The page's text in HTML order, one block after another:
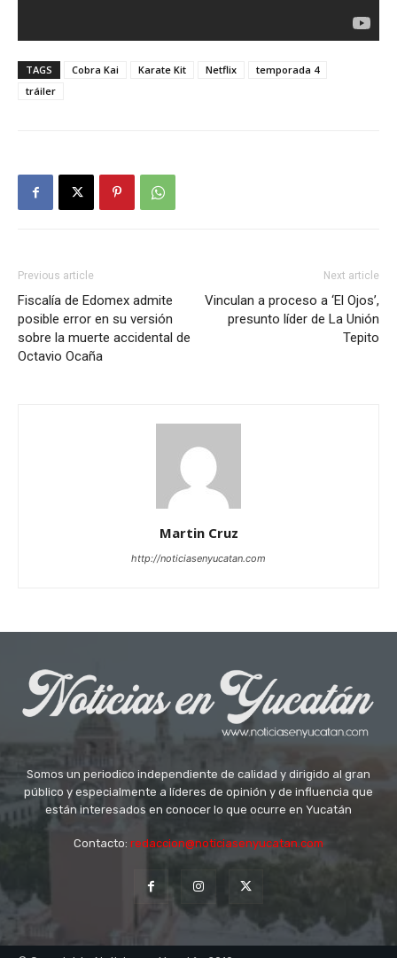
TAGS Cobra Kai Karate Kit Netflix
temporada 4
tráiler
Previous article
Fiscalía de Edomex admite
posible error en su versión
sobre la muerte accidental de
Octavio Ocaña
Next article
Vinculan a proceso a ‘El Ojos’,
presunto líder de La Unión
Tepito
Martin Cruz
http://noticiasenyucatan.com
Somos un periodico independiente de calidad y dirigido al gran
público y especialmente a líderes de opinión y de influencia que
están interesados en conocer lo que ocurre en Yucatán
Contacto: redaccion@noticiasenyucatan.com